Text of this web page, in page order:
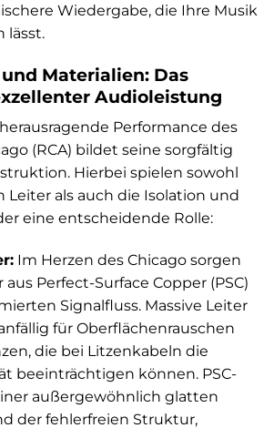
Wiedergabe, die Ihre Musik
lässt.
Materialien: Das
Audioleistung
Performance des
(RCA) bildet seine sorgfältig
Hierbei spielen sowohl
als auch die Isolation und
eine entscheidende Rolle:
Im Herzen des Chicago sorgen
aus Perfect-Surface Copper (PSC)
Signalfluss. Massive Leiter
für Oberflächenrauschen
die bei Litzenkabeln die
beeinträchtigen können. PSC-
außergewöhnlich glatten
der fehlerfreien Struktur,